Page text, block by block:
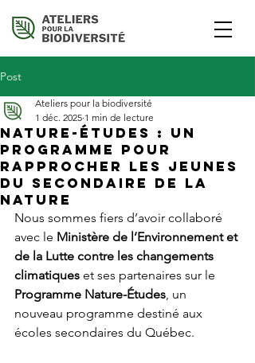
Post
Nature-Études : un
programme pour
rapprocher les jeunes
du secondaire de la
nature
Ateliers pour la biodiversité
1 déc. 2025 1 min de lecture
Nous sommes fiers d’avoir collaboré
avec le Ministère de l’Environnement et
de la Lutte contre les changements
climatiques et ses partenaires sur le
Programme Nature-Études, un
nouveau programme destiné aux
écoles secondaires du Québec.